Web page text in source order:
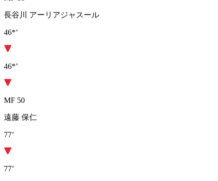
長谷川 アーリアジャスール
46*’
46*’
MF 50
遠藤 保仁
77’
77’